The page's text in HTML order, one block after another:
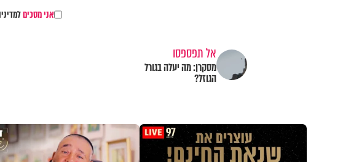
אני מסכים
אל תפספסו
מסקרן: מה יעלה בגורל
הגוזל?